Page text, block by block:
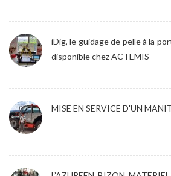
iDig, le guidage de pelle à la
disponible chez ACTEMIS
MISE EN SERVICE D'UN